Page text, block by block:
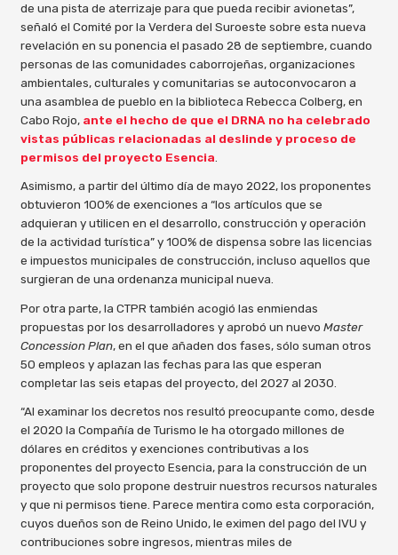
de una pista de aterrizaje para que pueda recibir avionetas”,
señaló el Comité por la Verdera del Suroeste sobre esta nueva
revelación en su ponencia el pasado 28 de septiembre, cuando
personas de las comunidades caborrojeñas, organizaciones
ambientales, culturales y comunitarias se autoconvocaron a
una asamblea de pueblo en la biblioteca Rebecca Colberg, en
Cabo Rojo, ante el hecho de que el DRNA no ha celebrado
vistas públicas relacionadas al deslinde y proceso de
permisos del proyecto Esencia
Asimismo, a partir del último día de mayo 2022, los proponentes
obtuvieron 100% de exenciones a “los artículos que se
adquieran y utilicen en el desarrollo, construcción y operación
de la actividad turística” y 100% de dispensa sobre las licencias
e impuestos municipales de construcción, incluso aquellos que
surgieran de una ordenanza municipal nueva.
Por otra parte, la CTPR también acogió las enmiendas
propuestas por los desarrolladores y aprobó un nuevo Master
Concession Plan, en el que añaden dos fases, sólo suman otros
50 empleos y aplazan las fechas para las que esperan
completar las seis etapas del proyecto, del 2027 al 2030.
“Al examinar los decretos nos resultó preocupante como, desde
el 2020 la Compañía de Turismo le ha otorgado millones de
dólares en créditos y exenciones contributivas a los
proponentes del proyecto Esencia, para la construcción de un
proyecto que solo propone destruir nuestros recursos naturales
y que ni permisos tiene. Parece mentira como esta corporación,
cuyos dueños son de Reino Unido, le eximen del pago del IVU y
contribuciones sobre ingresos, mientras miles de